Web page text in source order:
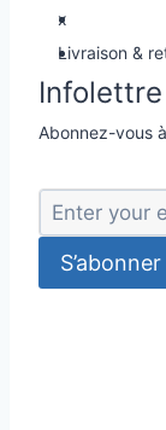
x
Livraison &
Infolettre
Abonnez-vous
S’abonner